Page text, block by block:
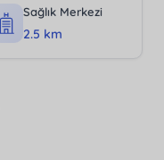
Sağlık Merkezi
2.5 km